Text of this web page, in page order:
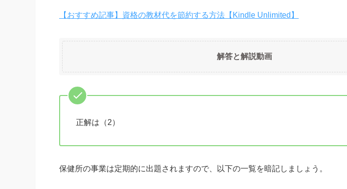
【おすすめ記事】資格の教材代を節約する方法【Kindle Unlimited】
解答と解説動画
正解は（2）
保健所の事業は定期的に出題されますので、以下の一覧を暗記しましょう。